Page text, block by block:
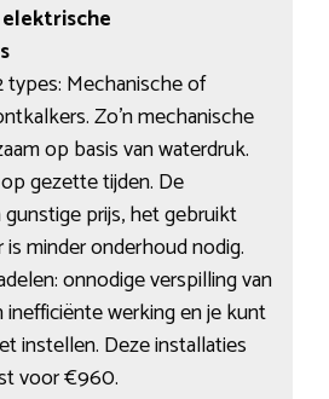
types: Mechanische of
Zo’n mechanische
op basis van waterdruk.
gezette tijden. De
prijs, het gebruikt
minder onderhoud nodig.
onnodige verspilling van
werking en je kunt
instellen. Deze installaties
voor €960.